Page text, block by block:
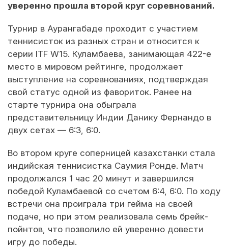
уверенно прошла второй круг соревнований.
Турнир в Аурангабаде проходит с участием
теннисисток из разных стран и относится к
серии ITF W15. Куламбаева, занимающая 422-е
место в мировом рейтинге, продолжает
выступление на соревнованиях, подтверждая
свой статус одной из фавориток. Ранее на
старте турнира она обыграла
представительницу Индии Данику Фернандо в
двух сетах — 6:3, 6:0.
Во втором круге соперницей казахстанки стала
индийская теннисистка Саумия Ронде. Матч
продолжался 1 час 20 минут и завершился
победой Куламбаевой со счетом 6:4, 6:0. По ходу
встречи она проиграла три гейма на своей
подаче, но при этом реализовала семь брейк-
пойнтов, что позволило ей уверенно довести
игру до победы.